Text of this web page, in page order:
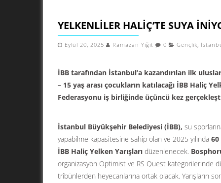
YELKENLILER HALIÇ’TE SUYA
Eylül 20, 2025 Ramazan Yiğit 0 Gençlik,
İBB tarafından İstanbul’a kazandırılan ilk
– 15 yaş arası çocukların katılacağı İBB Haliç
Federasyonu iş birliğinde üçüncü kez
İstanbul Büyükşehir Belediyesi (İBB), su
yapabilme kapasitesine sahip olan ve 2025 yılında 60
İBB Haliç Yelken Yarışları düzenlenecek.
organizasyon Optimist ve RS Quest kategorilerinde
tribünlerden heyecanlarına ortak olacak. Yarışların